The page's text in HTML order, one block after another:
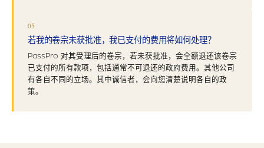
05
若我的卷宗未获批准，我已支付的费用将如何处理？
PassPro 对其受理后的卷宗，若未获批准，会全额退还该卷宗
已支付的所有款项，包括通常不可退还的政府费用。其他公司
有各自不同的立场。其中诚信者，会向您清楚说明各自的政
策。